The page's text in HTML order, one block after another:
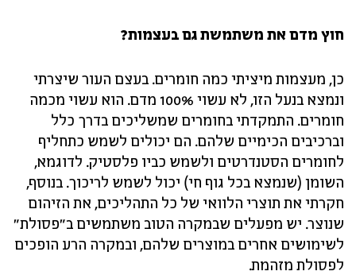
חוץ מדם את משתמשת גם בעצמות?
כן, מעצמות מיציתי כמה חומרים. בעצם העור שיצרתי
ונמצא בנעל הזו, לא עשוי 100% מדם. הוא עשוי מכמה
חומרים. התמקדתי בחומרים שמשליכים בדרך כלל
וברכיבים הכימיים שלהם. הם יכולים לשמש כתחליף
לחומרים הסטנדרטים ולשמש כביו פלסטיק. לדוגמא,
השומן (שנמצא בכל גוף חי) יכול לשמש לריכוך. בנוסף,
חקרתי את תוצרי הלוואי של כל התהליכים, את הזיהום
שנוצר. יש מפעלים שבמקרה הטוב משתמשים ב"פסולת"
לשימושים אחרים במוצרים שלהם, ובמקרה הרע הופכים
לפסולת מזהמת.